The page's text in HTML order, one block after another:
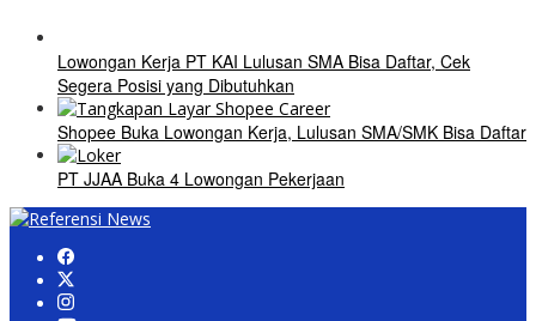
Lowongan Kerja PT KAI Lulusan SMA Bisa Daftar, Cek
Segera Posisi yang Dibutuhkan
Shopee Buka Lowongan Kerja, Lulusan SMA/SMK Bisa Daftar
PT JJAA Buka 4 Lowongan Pekerjaan